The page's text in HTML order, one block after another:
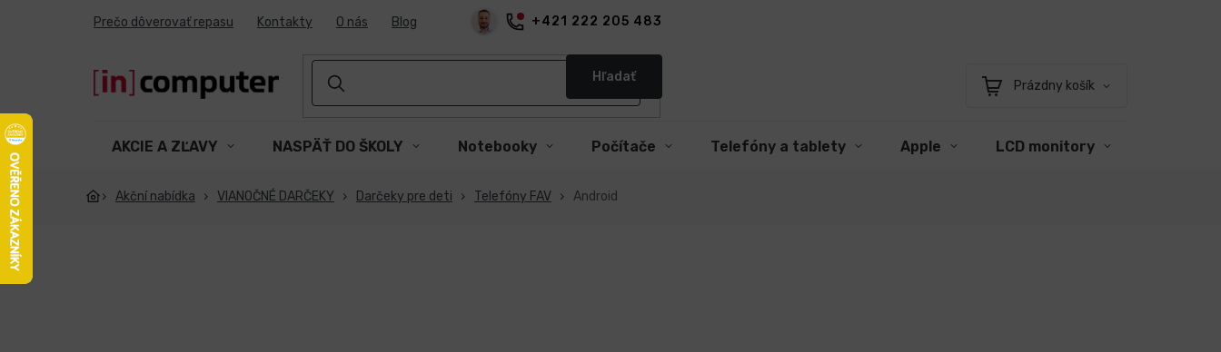
+421 222 205 483
Prečo dôverovať repasu Kontakty O nás Blog
Hľadať
Nákupný
Prázdny košík
AKCIE A ZĽAVY NASPÄŤ DO ŠKOLY Notebooky Počítače Telefóny a tablety Apple LCD monitory
Akční nabídka VIANOČNÉ DARČEKY Darčeky pre deti Telefóny FAV Android